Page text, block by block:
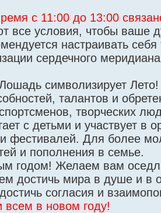
с 11:00 до 13:00
все условия, чтобы ваше
настраивать
сердечного
символизирует
талантов и
творческих
с детьми и участвует в
фестивалей. Для более
и пополнения в семье.
годом! Желаем вам
достичь мира в душе и в
согласия и
всем в новом году!